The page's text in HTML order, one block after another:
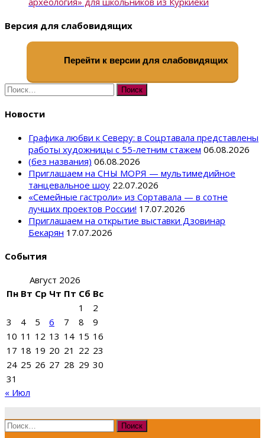
Версия для слабовидящих
Перейти к версии для слабовидящих
Найти:
Новости
Графика любви к Северу: в Соцртавала представлены
работы художницы с 55-летним стажем 06.08.2026
(без названия) 06.08.2026
Приглашаем на СНЫ МОРЯ — мультимедийное
танцевальное шоу 22.07.2026
«Семейные гастроли» из Сортавала — в сотне
лучших проектов России! 17.07.2026
Приглашаем на открытие выставки Дзовинар
Бекарян 17.07.2026
События
Август 2026
Пн Вт Ср Чт Пт Сб Вс
1
2
3
4 5 6 7 8
9
10 11 12 13 14 15 16
17 18 19 20 21 22 23
24 25 26 27 28 29 30
31
« Июл
Найти: